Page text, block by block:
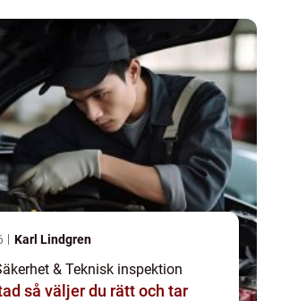
Karl Lindgren
& Teknisk inspektion
och tar